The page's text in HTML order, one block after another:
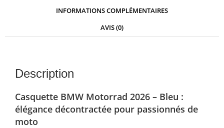
INFORMATIONS COMPLÉMENTAIRES
AVIS (0)
Description
Casquette BMW Motorrad 2026 – Bleu :
élégance décontractée pour passionnés de
moto